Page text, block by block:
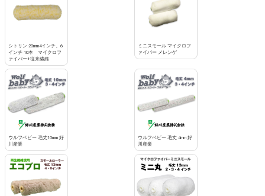
シトリン 20mm4インチ、6
インチ 10本 マイクロフ
ァイバー+従来繊維
ミニスモール マイクロフ
ァイバー メレンゲ
ウルフベビー 毛丈10mm 好
川産業
ウルフベビー 毛丈 4mm 好
川産業